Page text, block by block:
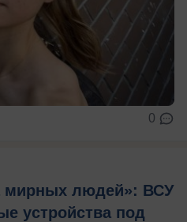
0
мирных людей»: ВСУ
устройства под